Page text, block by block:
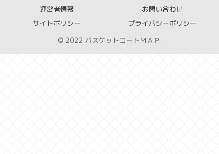
運営者情報
お問い合わせ
サイトポリシー
プライバシーポリシー
© 2022 バスケットコートＭＡＰ.